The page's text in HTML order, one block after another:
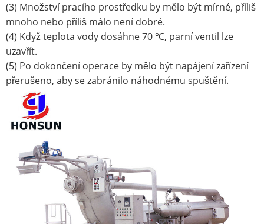
(3) Množství pracího prostředku by mělo být mírné, příliš
mnoho nebo příliš málo není dobré.
(4) Když teplota vody dosáhne 70 ℃, parní ventil lze
uzavřít.
(5) Po dokončení operace by mělo být napájení zařízení
přerušeno, aby se zabránilo náhodnému spuštění.